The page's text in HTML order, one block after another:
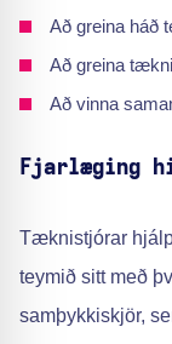
Að greina háð
Að greina
Að vinna
Fjarlæging
Tæknistjórar
teymið sitt með
samþykkiskjör,